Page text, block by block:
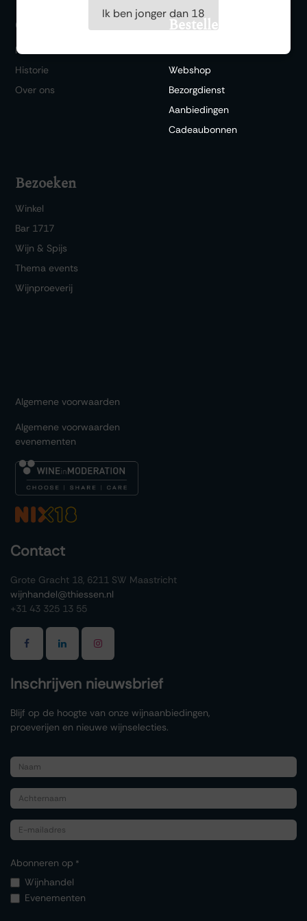
Ontdekken
FAQ
Historie
Over ons
Bestellen
Webshop
Bezorgdienst
Aanbiedingen
Cadeaubonnen
Bezoeken
Winkel
Bar 1717
Wijn & Spijs
Thema events
Wijnproeverij
Algemene voorwaarden
Algemene voorwaarden
evenementen
Contact
Grote Gracht 18, 6211 SW Maastricht
wijnhandel@thiessen.nl
+31 43 325 13 55
Inschrijven nieuwsbrief
Blijf op de hoogte van onze wijnaanbiedingen,
proeverijen en nieuwe wijnselecties.
Abonneren op *
Wijnhandel
Evenementen
Ik ben jonger dan 18